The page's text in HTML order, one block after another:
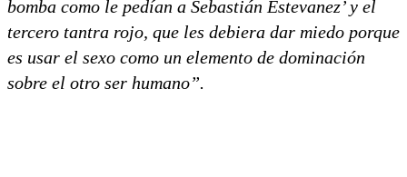
bomba como le pedían a Sebastián Estevanez’ y el
tercero tantra rojo, que les debiera dar miedo porque
es usar el sexo como un elemento de dominación
sobre el otro ser humano”.